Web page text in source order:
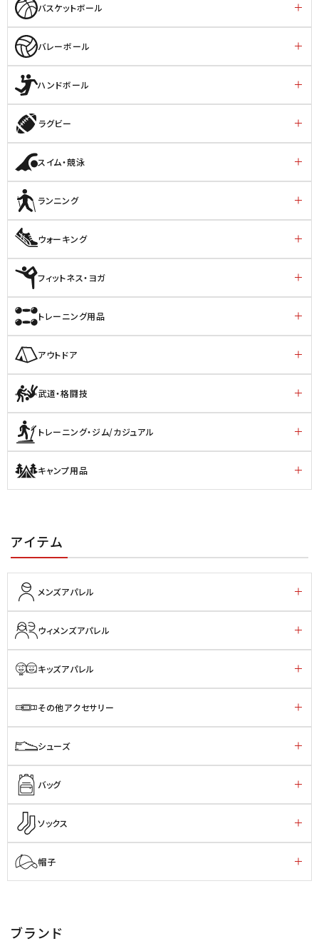
バスケットボール
バレーボール
ハンドボール
ラグビー
スイム・競泳
ランニング
ウォーキング
フィットネス・ヨガ
トレーニング用品
アウトドア
武道・格闘技
トレーニング・ジム/カジュアル
キャンプ用品
アイテム
メンズアパレル
ウィメンズアパレル
キッズアパレル
その他アクセサリー
シューズ
バッグ
ソックス
帽子
ブランド